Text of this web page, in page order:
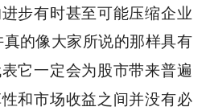
步有时甚至可能压缩企业
的像大家所说的那样具有
它一定会为股市带来普遍
和市场收益之间并没有必